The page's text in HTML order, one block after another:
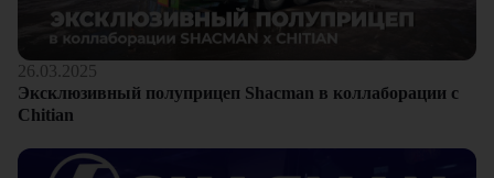
26.03.2025
Эксклюзивный полуприцеп Shacman в коллаборации с
Chitian